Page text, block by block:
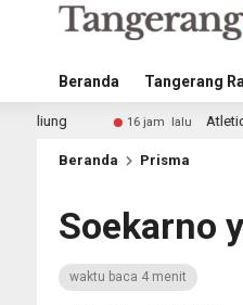
Beranda Tangerang
16 jam lalu Atletico Madrid dan
Beranda Prisma
Soekarno
waktu baca 4 menit